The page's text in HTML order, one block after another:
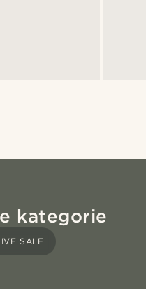
kategorie
SALE